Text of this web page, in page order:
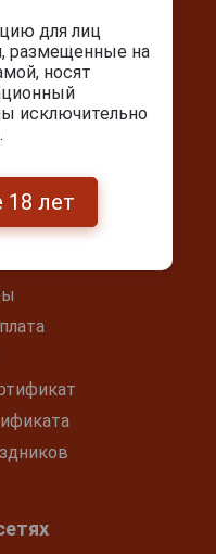
вал, д. 5
до 22:00
95
для лиц
размещенные на
носят
исключительно
лет